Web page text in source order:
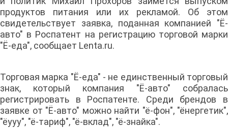
продуктов питания или их рекламой. Об этом
свидетельствует заявка, поданная компанией "Ё-
авто" в Роспатент на регистрацию торговой марки
"Ё-еда", сообщает Lenta.ru.
Торговая марка "Ё-еда" - не единственный торговый
знак, который компания "Ё-авто" собралась
регистрировать в Роспатенте. Среди брендов в
заявке от "Ё-авто" можно найти "ё-фон", "ёнергетик",
"ёууу", "ё-тариф", "ё-вклад", "ё-знайка".